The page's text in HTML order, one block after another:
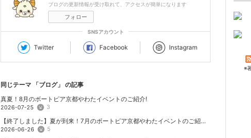
ブログの更新情報が受け取れて、アクセスが簡単になります
フォロー
SNSアカウント
Twitter Facebook Instagram
同じテーマ 「ブログ」 の記事
真夏！8月のボートピア京都やわたイベントのご紹介!
2026-07-25 3
【終了しました】夏が到来！7月のボートピア京都やわたイベントのご紹介です。
2026-06-26 5
※